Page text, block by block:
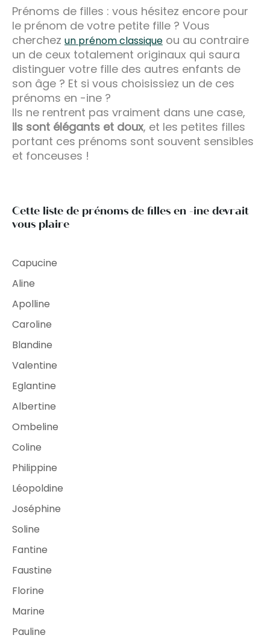
Prénoms de filles : vous hésitez encore pour
le prénom de votre petite fille ? Vous
cherchez un prénom classique ou au contraire
un de ceux totalement originaux qui saura
distinguer votre fille des autres enfants de
son âge ? Et si vous choisissiez un de ces
prénoms en -ine ?
Ils ne rentrent pas vraiment dans une case,
ils sont élégants et doux, et les petites filles
portant ces prénoms sont souvent sensibles
et fonceuses !
Cette liste de prénoms de filles en -ine devrait
vous plaire
Capucine
Aline
Apolline
Caroline
Blandine
Valentine
Eglantine
Albertine
Ombeline
Coline
Philippine
Léopoldine
Joséphine
Soline
Fantine
Faustine
Florine
Marine
Pauline